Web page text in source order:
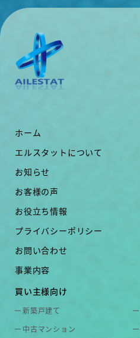
ホーム
エルスタットについて
お知らせ
お客様の声
お役立ち情報
プライバシーポリシー
お問い合わせ
事業内容
買い主様向け
新築戸建て
中古マンション